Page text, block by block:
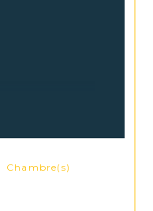
Chambre(s)